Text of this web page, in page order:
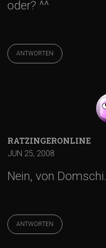
N
g
a
t
oder? ^^
ANTWORTEN
RATZINGERONLINE
JUN 25, 2008
Nein, von Domschi.
ANTWORTEN